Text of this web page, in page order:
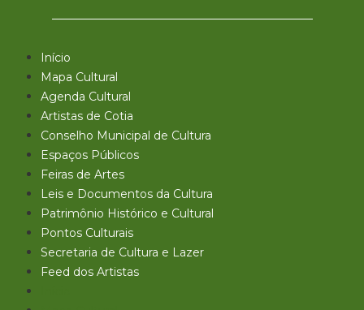
Início
Mapa Cultural
Agenda Cultural
Artistas de Cotia
Conselho Municipal de Cultura
Espaços Públicos
Feiras de Artes
Leis e Documentos da Cultura
Patrimônio Histórico e Cultural
Pontos Culturais
Secretaria de Cultura e Lazer
Feed dos Artistas